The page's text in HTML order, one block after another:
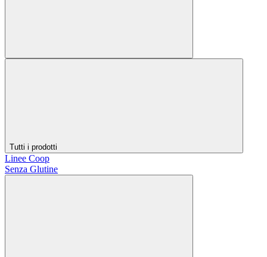
Tutti i prodotti
Linee Coop
Senza Glutine